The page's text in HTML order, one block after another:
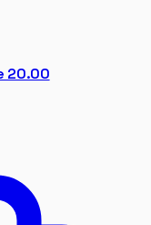
20.00